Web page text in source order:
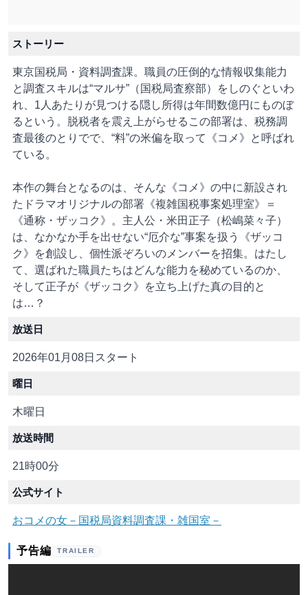
ストーリー
東京国税局・資料調査課。職員の圧倒的な情報収集能力
と調査スキルは“マルサ”（国税局査察部）をしのぐといわ
れ、1人あたりが見つける隠し所得は年間数億円にものぼ
るという。脱税者を震え上がらせるこの部署は、税務調
査最後のとりでで、“料”の米偏を取って《コメ》と呼ばれ
ている。
本作の舞台となるのは、そんな《コメ》の中に新設され
たドラマオリジナルの部署《複雑国税事案処理室》＝
《通称・ザッコク》。主人公・米田正子（松嶋菜々子）
は、なかなか手を出せない“厄介な”事案を扱う《ザッコ
ク》を創設し、個性派ぞろいのメンバーを招集。はたし
て、選ばれた職員たちはどんな能力を秘めているのか、
そして正子が《ザッコク》を立ち上げた真の目的と
は…？
放送日
2026年01月08日スタート
曜日
木曜日
放送時間
21時00分
公式サイト
おコメの女－国税局資料調査課・雑国室－
予告編 TRAILER